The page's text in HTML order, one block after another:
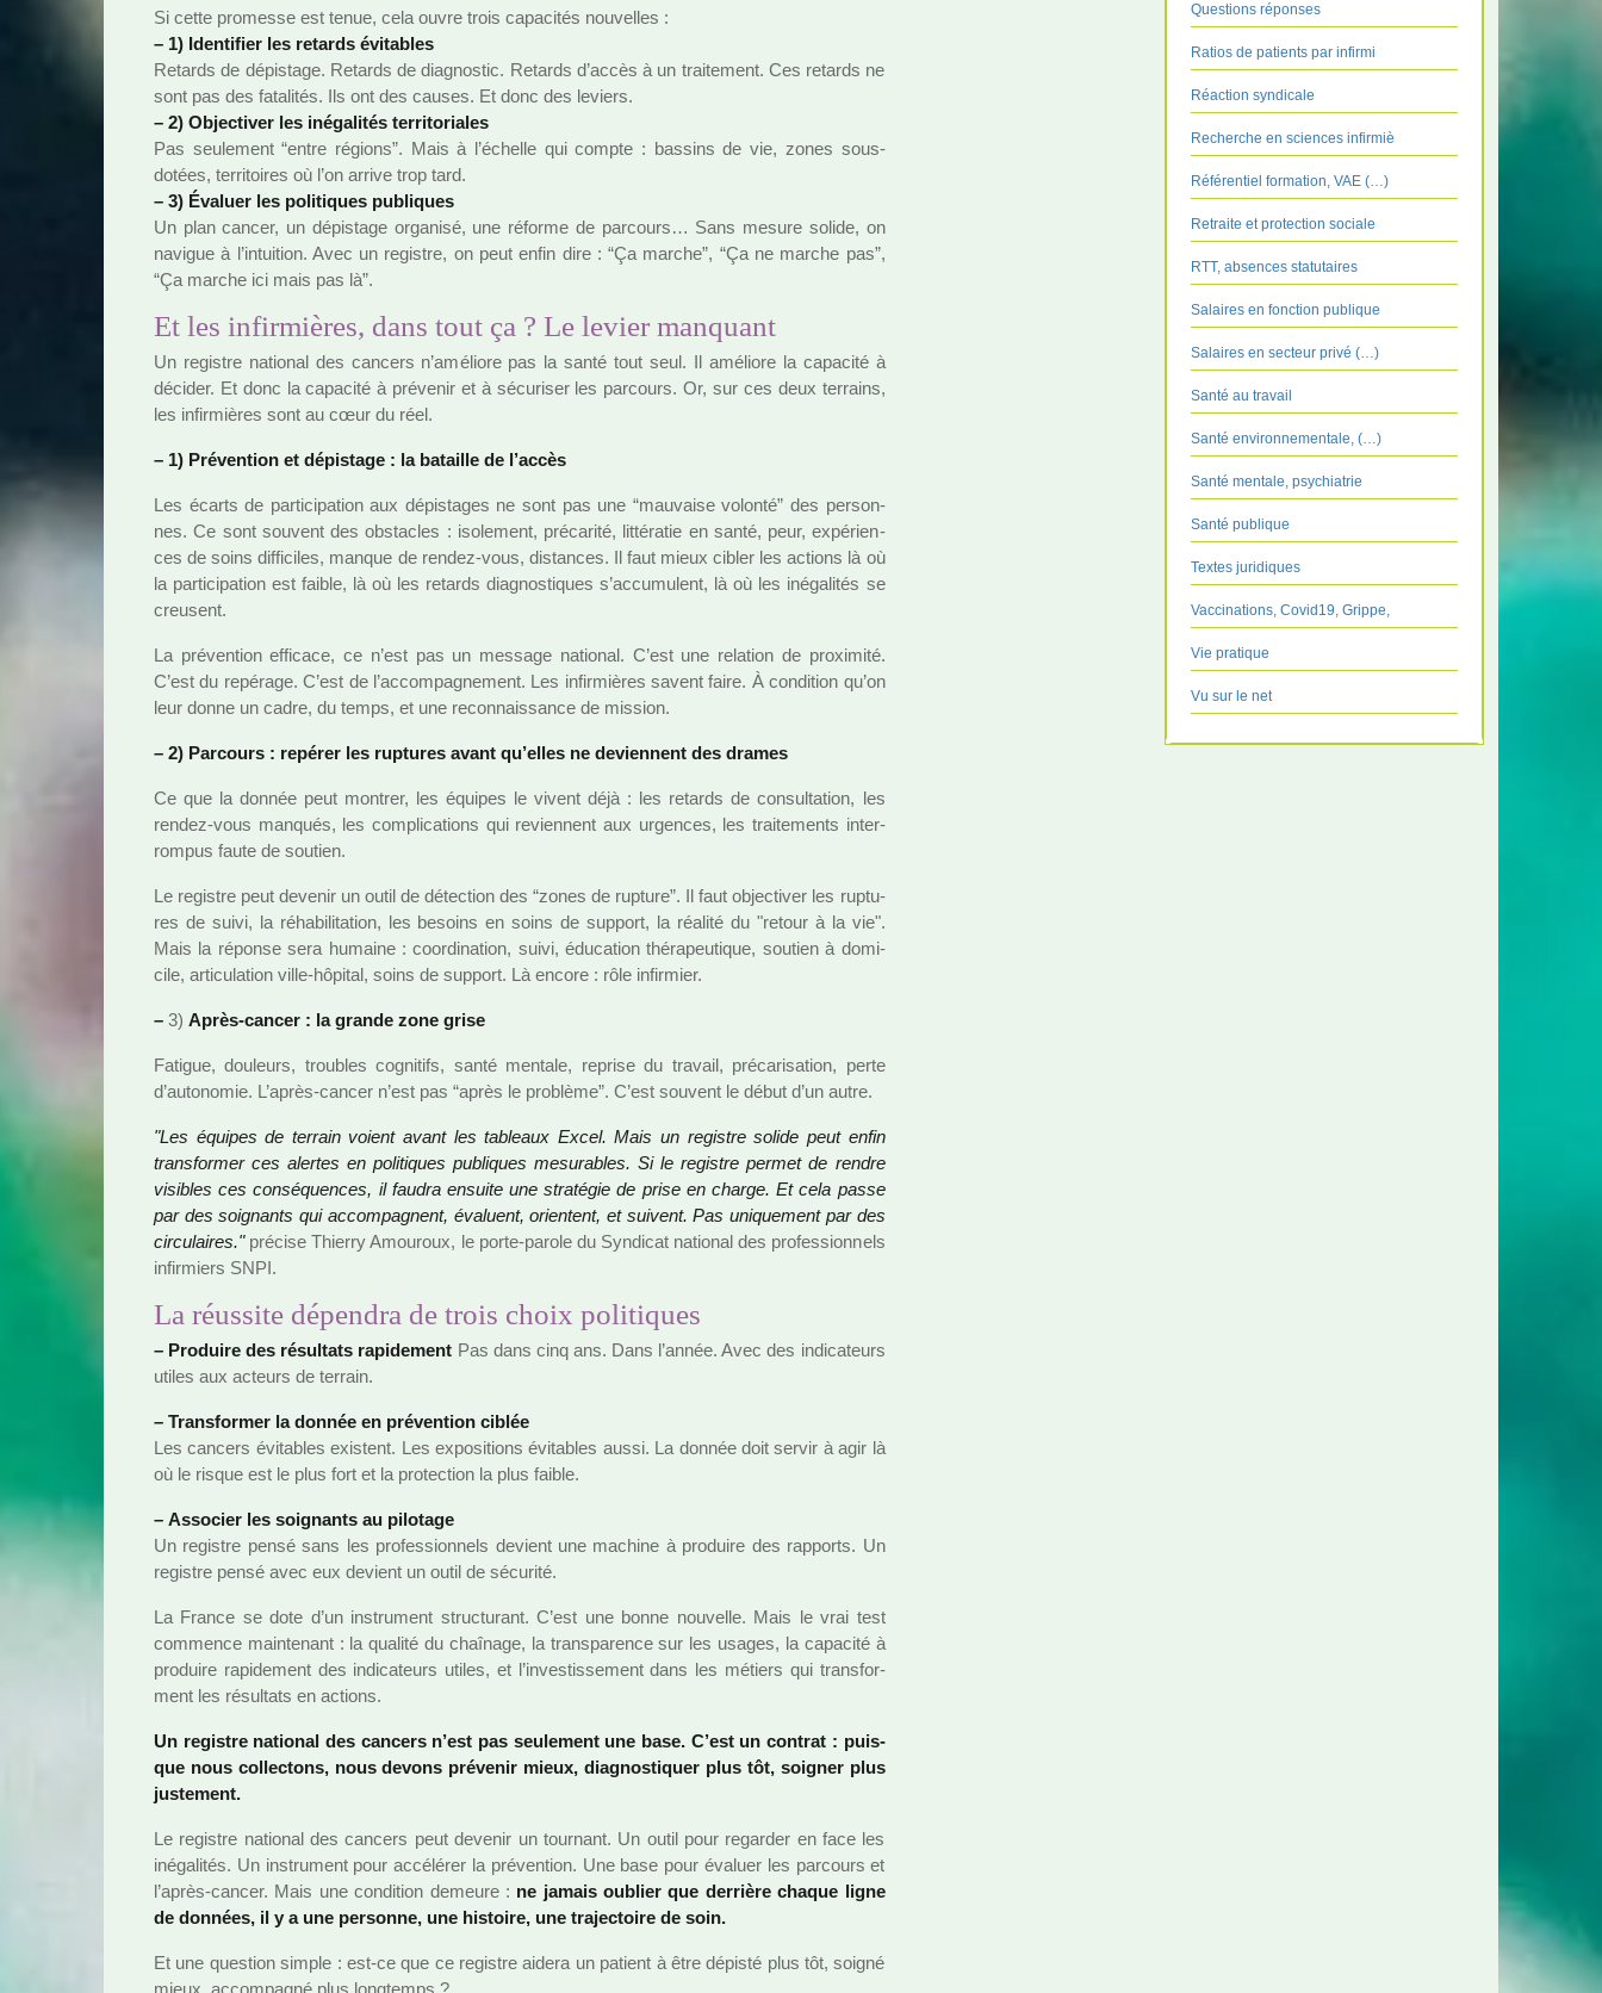
Si cette pro­messe est tenue, cela ouvre trois capa­ci­tés nou­vel­les :
– 1) Identifier les retards évitables
Retards de dépis­tage. Retards de diag­nos­tic. Retards d’accès à un trai­te­ment. Ces retards ne
sont pas des fata­li­tés. Ils ont des causes. Et donc des leviers.
– 2) Objectiver les iné­ga­li­tés ter­ri­to­ria­les
Pas seu­le­ment “entre régions”. Mais à l’échelle qui compte : bas­sins de vie, zones sous-
dotées, ter­ri­toi­res où l’on arrive trop tard.
– 3) Évaluer les poli­ti­ques publi­ques
Un plan cancer, un dépis­tage orga­nisé, une réforme de par­cours… Sans mesure solide, on
navi­gue à l’intui­tion. Avec un regis­tre, on peut enfin dire : “Ça marche”, “Ça ne marche pas”,
“Ça marche ici mais pas là”.
Et les infirmières, dans tout ça ? Le levier manquant
Un regis­tre natio­nal des can­cers n’amé­liore pas la santé tout seul. Il amé­liore la capa­cité à
déci­der. Et donc la capa­cité à pré­ve­nir et à sécu­ri­ser les par­cours. Or, sur ces deux ter­rains,
les infir­miè­res sont au cœur du réel.
– 1) Prévention et dépis­tage : la bataille de l’accès
Les écarts de par­ti­ci­pa­tion aux dépis­ta­ges ne sont pas une “mau­vaise volonté” des per­son­
nes. Ce sont sou­vent des obs­ta­cles : iso­le­ment, pré­ca­rité, lit­té­ra­tie en santé, peur, expé­rien­
ces de soins dif­fi­ci­les, manque de rendez-vous, dis­tan­ces. Il faut mieux cibler les actions là où
la par­ti­ci­pa­tion est faible, là où les retards diag­nos­ti­ques s’accu­mu­lent, là où les iné­ga­li­tés se
creu­sent.
La pré­ven­tion effi­cace, ce n’est pas un mes­sage natio­nal. C’est une rela­tion de proxi­mité.
C’est du repé­rage. C’est de l’accom­pa­gne­ment. Les infir­miè­res savent faire. À condi­tion qu’on
leur donne un cadre, du temps, et une reconnais­sance de mis­sion.
– 2) Parcours : repé­rer les rup­tu­res avant qu’elles ne devien­nent des drames
Ce que la donnée peut mon­trer, les équipes le vivent déjà : les retards de consul­ta­tion, les
rendez-vous man­qués, les com­pli­ca­tions qui revien­nent aux urgen­ces, les trai­te­ments inter­
rom­pus faute de sou­tien.
Le regis­tre peut deve­nir un outil de détec­tion des “zones de rup­ture”. Il faut objec­ti­ver les rup­tu­
res de suivi, la réha­bi­li­ta­tion, les besoins en soins de sup­port, la réa­lité du "retour à la vie".
Mais la réponse sera humaine : coor­di­na­tion, suivi, éducation thé­ra­peu­ti­que, sou­tien à domi­
cile, arti­cu­la­tion ville-hôpi­tal, soins de sup­port. Là encore : rôle infir­mier.
– 3) Après-cancer : la grande zone grise
Fatigue, dou­leurs, trou­bles cog­ni­tifs, santé men­tale, reprise du tra­vail, pré­ca­ri­sa­tion, perte
d’auto­no­mie. L’après-cancer n’est pas “après le pro­blème”. C’est sou­vent le début d’un autre.
"Les équipes de ter­rain voient avant les tableaux Excel. Mais un regis­tre solide peut enfin
trans­for­mer ces aler­tes en poli­ti­ques publi­ques mesu­ra­bles. Si le regis­tre permet de rendre
visi­bles ces consé­quen­ces, il faudra ensuite une stra­té­gie de prise en charge. Et cela passe
par des soi­gnants qui accom­pa­gnent, évaluent, orien­tent, et sui­vent. Pas uni­que­ment par des
cir­cu­lai­res."pré­cise Thierry Amouroux, le porte-parole du Syndicat natio­nal des pro­fes­sion­nels
infir­miers SNPI.
La réussite dépendra de trois choix politiques
– Produire des résul­tats rapi­de­ment Pas dans cinq ans. Dans l’année. Avec des indi­ca­teurs
utiles aux acteurs de ter­rain.
– Transformer la donnée en pré­ven­tion ciblée
Les can­cers évitables exis­tent. Les expo­si­tions évitables aussi. La donnée doit servir à agir là
où le risque est le plus fort et la pro­tec­tion la plus faible.
– Associer les soi­gnants au pilo­tage
Un regis­tre pensé sans les pro­fes­sion­nels devient une machine à pro­duire des rap­ports. Un
regis­tre pensé avec eux devient un outil de sécu­rité.
La France se dote d’un ins­tru­ment struc­tu­rant. C’est une bonne nou­velle. Mais le vrai test
com­mence main­te­nant : la qua­lité du chaî­nage, la trans­pa­rence sur les usages, la capa­cité à
pro­duire rapi­de­ment des indi­ca­teurs utiles, et l’inves­tis­se­ment dans les métiers qui trans­for­
ment les résul­tats en actions.
Un regis­tre natio­nal des can­cers n’est pas seu­le­ment une base. C’est un contrat : puis­
que nous col­lec­tons, nous devons pré­ve­nir mieux, diag­nos­ti­quer plus tôt, soi­gner plus
jus­te­ment.
Le regis­tre natio­nal des can­cers peut deve­nir un tour­nant. Un outil pour regar­der en face les
iné­ga­li­tés. Un ins­tru­ment pour accé­lé­rer la pré­ven­tion. Une base pour évaluer les par­cours et
l’après-cancer. Mais une condi­tion demeure : ne jamais oublier que der­rière chaque ligne
de don­nées, il y a une per­sonne, une his­toire, une tra­jec­toire de soin.
Et une ques­tion simple : est-ce que ce regis­tre aidera un patient à être dépisté plus tôt, soigné
Questions réponses
Ratios de patients par infirmi
Réaction syndicale
Recherche en sciences infirmiè
Référentiel formation, VAE (…)
Retraite et protection sociale
RTT, absences statutaires
Salaires en fonction publique
Salaires en secteur privé (…)
Santé au travail
Santé environnementale, (…)
Santé mentale, psychiatrie
Santé publique
Textes juridiques
Vaccinations, Covid19, Grippe,
Vie pratique
Vu sur le net